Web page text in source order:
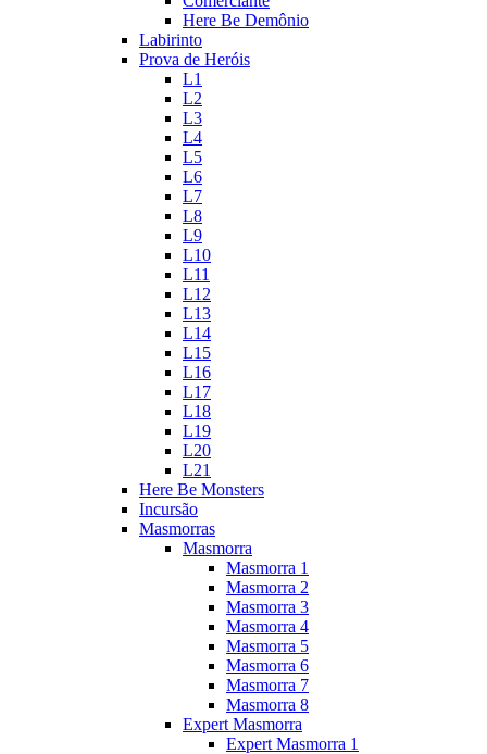
Here Be Demônio
Labirinto
Prova de Heróis
L1
L2
L3
L4
L5
L6
L7
L8
L9
L10
L11
L12
L13
L14
L15
L16
L17
L18
L19
L20
L21
Here Be Monsters
Incursão
Masmorras
Masmorra
Masmorra 1
Masmorra 2
Masmorra 3
Masmorra 4
Masmorra 5
Masmorra 6
Masmorra 7
Masmorra 8
Expert Masmorra
Expert Masmorra 1